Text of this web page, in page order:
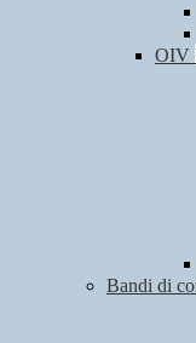
OIV
Bandi di